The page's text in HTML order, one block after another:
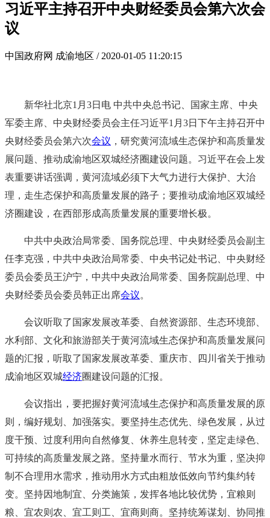
习近平主持召开中央财经委员会第六次会
议
中国政府网 成渝地区 / 2020-01-05 11:20:15
新华社北京1月3日电 中共中央总书记、国家主席、中央
军委主席、中央财经委员会主任习近平1月3日下午主持召开中
央财经委员会第六次会议 ，研究黄河流域生态保护和高质量发
展问题、推动成渝地区双城经济圈建设问题。习近平在会上发
表重要讲话强调，黄河流域必须下大气力进行大保护、大治
理，走生态保护和高质量发展的路子；要推动成渝地区双城经
济圈建设，在西部形成高质量发展的重要增长极。
中共中央政治局常委、国务院总理、中央财经委员会副主
任李克强，中共中央政治局常委、中央书记处书记、中央财经
委员会委员王沪宁，中共中央政治局常委、国务院副总理、中
央财经委员会委员韩正出席会议。
会议听取了国家发展改革委、自然资源部、生态环境部、
水利部、文化和旅游部关于黄河流域生态保护和高质量发展问
题的汇报，听取了国家发展改革委、重庆市、四川省关于推动
成渝地区双城经济圈建设问题的汇报。
会议指出，要把握好黄河流域生态保护和高质量发展的原
则，编好规划、加强落实。要坚持生态优先、绿色发展，从过
度干预、过度利用向自然修复、休养生息转变，坚定走绿色、
可持续的高质量发展之路。坚持量水而行、节水为重，坚决抑
制不合理用水需求，推动用水方式由粗放低效向节约集约转
变。坚持因地制宜、分类施策，发挥各地比较优势，宜粮则
粮、宜农则农、宜工则工、宜商则商。坚持统筹谋划、协同推